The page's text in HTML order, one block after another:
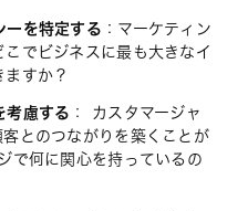
ーを特定する ：マーケティン
でビジネスに最も大きなイ
ますか？
考慮する ： カスタマージャ
とのつながりを築くことが
で何に関心を持っているの